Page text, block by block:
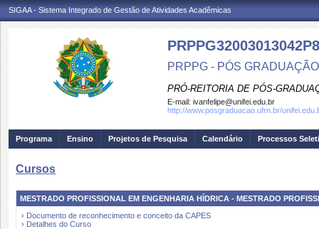
SIGAA - Sistema Integrado de Gestão de Atividades Acadêmicas
PRPPG32003013042P8
PRPPG - PÓS
PRÓ-REITORIA DE PÓS-
E-mail: ivanfelipe@unifei.edu.br
http://www.posgraduacao.ufrn.br/
Programa Ensino Projetos de Pesquisa Calendário Processos
Cursos
MESTRADO PROFISSIONAL EM ENGENHARIA HÍDRICA - MESTRADO
› Documento de reconhecimento e conceito da CAPES
› Detalhes do Curso